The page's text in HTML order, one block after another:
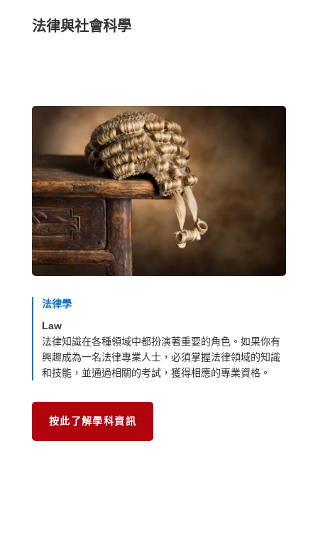
法律與社會科學
法律學
Law
法律知識在各種領域中都扮演著重要的角色。如果你有
興趣成為一名法律專業人士，必須掌握法律領域的知識
和技能，並通過相關的考試，獲得相應的專業資格。
按此了解學科資訊